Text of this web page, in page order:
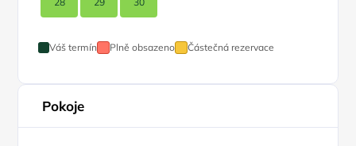
Váš termín Plně obsazeno Částečná rezervace
Pokoje